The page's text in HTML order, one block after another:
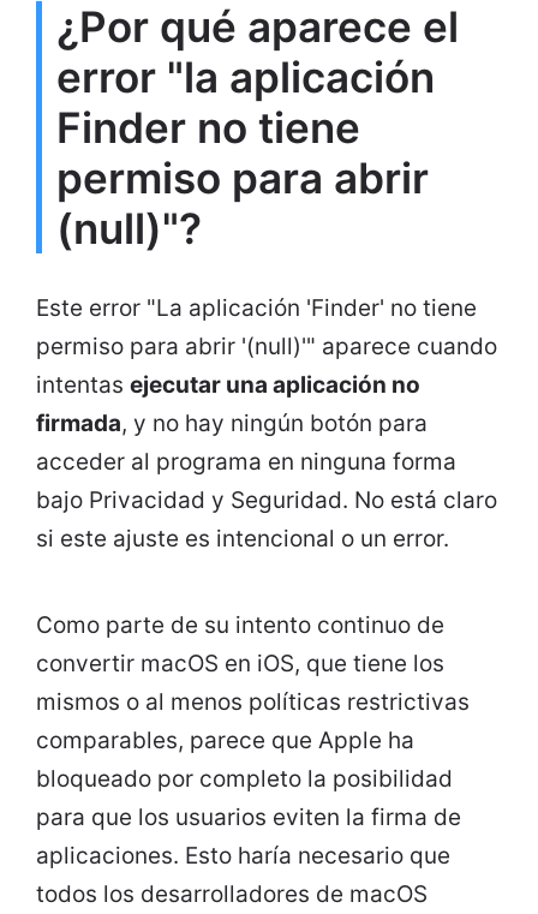
¿Por qué aparece el
error "la aplicación
Finder no tiene
permiso para abrir
(null)"?
Este error "La aplicación 'Finder' no tiene
permiso para abrir '(null)'" aparece cuando
intentas ejecutar una aplicación no
firmada, y no hay ningún botón para
acceder al programa en ninguna forma
bajo Privacidad y Seguridad. No está claro
si este ajuste es intencional o un error.
Como parte de su intento continuo de
convertir macOS en iOS, que tiene los
mismos o al menos políticas restrictivas
comparables, parece que Apple ha
bloqueado por completo la posibilidad
para que los usuarios eviten la firma de
aplicaciones. Esto haría necesario que
todos los desarrolladores de macOS